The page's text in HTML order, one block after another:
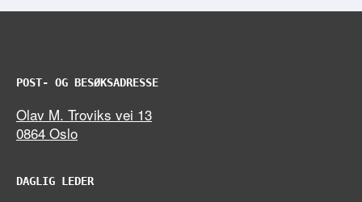
POST- OG BESØKSADRESSE
Olav M. Troviks vei 13
0864 Oslo
DAGLIG LEDER